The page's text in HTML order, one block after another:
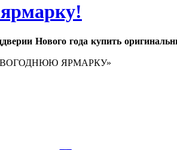
Нового года купить
ЯРМАРКУ»